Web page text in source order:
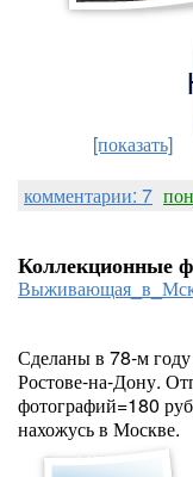
[показать]
комментарии: 7
Коллекционные
Сделаны в 78-м году
Ростове-на-Дону.
фотографий=180
нахожусь в Москве.